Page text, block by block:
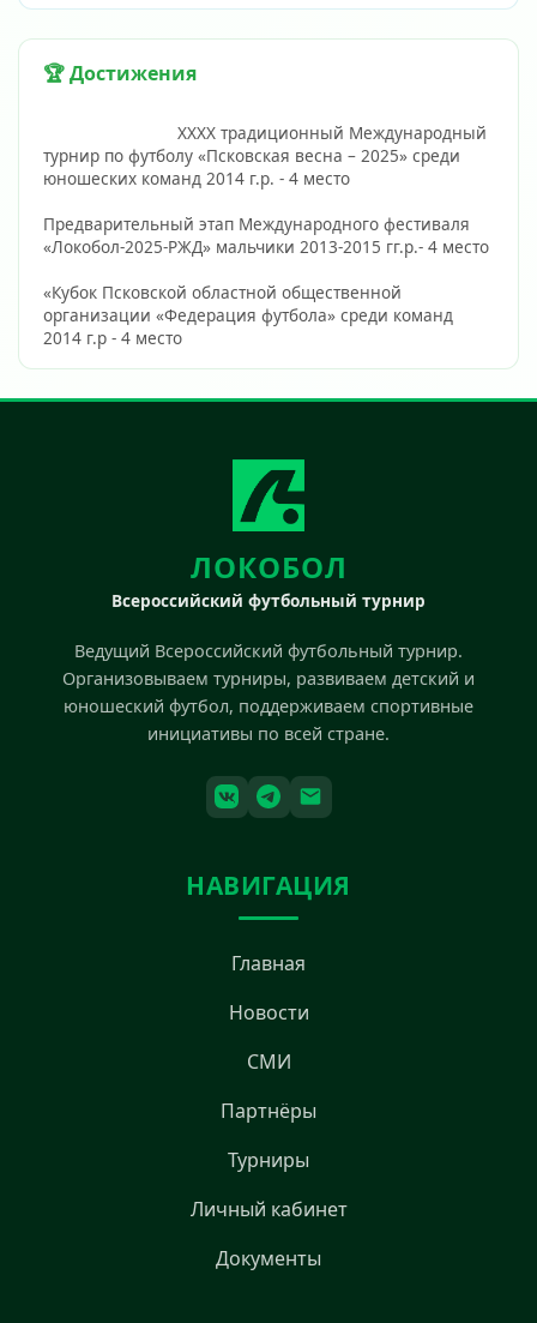
🏆 Достижения
турнир по футболу «Псковская весна – 2025» среди
юношеских команд 2014 г.р. - 4 место
Предварительный этап Международного фестиваля
«Локобол-2025-РЖД» мальчики 2013-2015 гг.р.- 4 место
«Кубок Псковской областной общественной
организации «Федерация футбола» среди команд
2014 г.р - 4 место
ЛОКОБОЛ
Всероссийский футбольный турнир
Ведущий Всероссийский футбольный турнир.
Организовываем турниры, развиваем детский и
юношеский футбол, поддерживаем спортивные
инициативы по всей стране.
НАВИГАЦИЯ
Главная
Новости
СМИ
Партнёры
Турниры
Личный кабинет
Документы